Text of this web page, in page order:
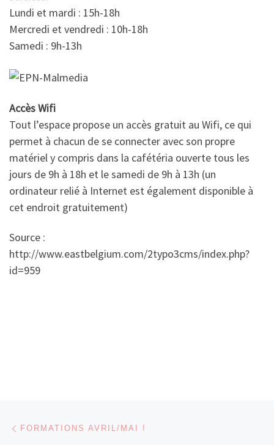
Lundi et mardi : 15h-18h
Mercredi et vendredi : 10h-18h
Samedi : 9h-13h
Accès Wifi
Tout l’espace propose un accès gratuit au Wifi, ce qui
permet à chacun de se connecter avec son propre
matériel y compris dans la cafétéria ouverte tous les
jours de 9h à 18h et le samedi de 9h à 13h (un
ordinateur relié à Internet est également disponible à
cet endroit gratuitement)
Source :
http://www.eastbelgium.com/2typo3cms/index.php?
id=959
Parcourir les articles
FORMATIONS AVRIL/MAI !